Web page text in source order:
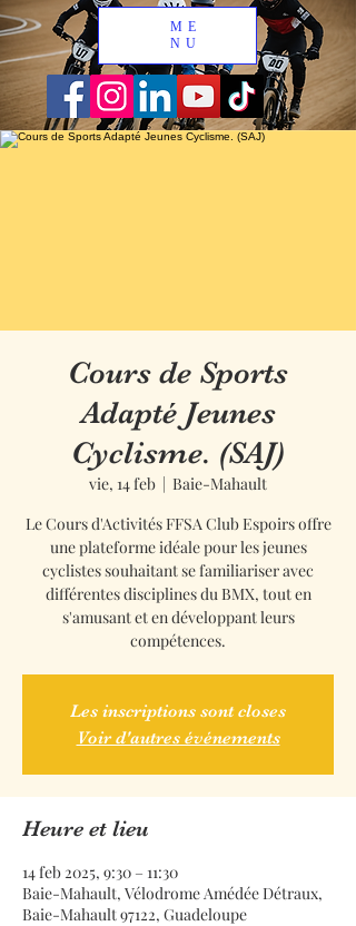
ME
NU
Cours de Sports
Adapté Jeunes
Cyclisme. (SAJ)
vie, 14 feb
  |
Baie-Mahault
Le Cours d'Activités FFSA Club Espoirs offre
une plateforme idéale pour les jeunes
cyclistes souhaitant se familiariser avec
différentes disciplines du BMX, tout en
s'amusant et en développant leurs
compétences.
Les inscriptions sont closes
Voir d'autres événements
Heure et lieu
14 feb 2025, 9:30 – 11:30
Baie-Mahault, Vélodrome Amédée Détraux,
Baie-Mahault 97122, Guadeloupe